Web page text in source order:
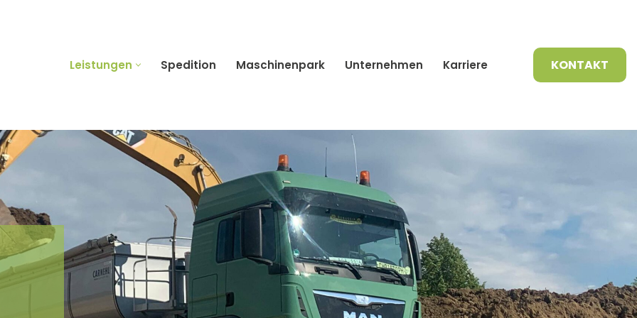
Leistungen Spedition Maschinenpark Unternehmen Karriere KONTAKT